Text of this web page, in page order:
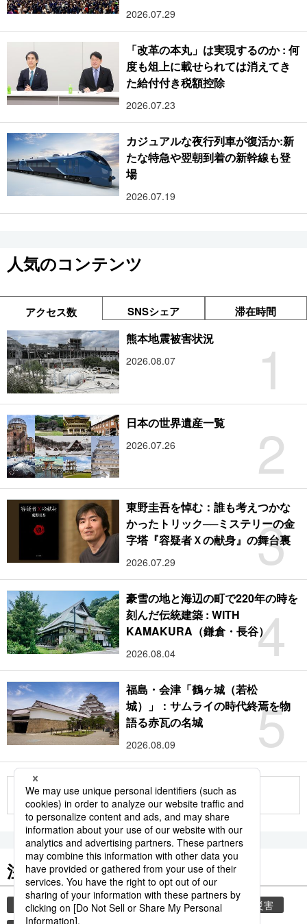
2026.07.29
「改革の本丸」は実現するのか : 何
度も俎上に載せられては消えてき
た給付付き税額控除
2026.07.23
カジュアルな夜行列車が復活か:新
たな特急や翌朝到着の新幹線も登
場
2026.07.19
人気のコンテンツ
アクセス数 SNSシェア 滞在時間
1
熊本地震被害状況
2026.08.07
2
日本の世界遺産一覧
2026.07.26
3
東野圭吾を悼む：誰も考えつかな
かったトリック──ミステリーの金
字塔『容疑者Ｘの献身』の舞台裏
2026.07.29
4
豪雪の地と海辺の町で220年の時を
刻んだ伝統建築 : WITH
KAMAKURA（鎌倉・長谷）
2026.08.04
5
福島・会津「鶴ヶ城（若松
城）」：サムライの時代終焉を物
語る赤瓦の名城
2026.08.09
もっと見る
注目のキーワード
共同通信ニュース 時事通信ニュース
気象・災害